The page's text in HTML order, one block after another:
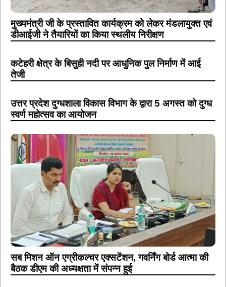
मुख्यमंत्री जी के प्रस्तावित कार्यक्रम को लेकर मंडलायुक्त एवं
डीआईजी ने तैयारियों का किया स्थलीय निरीक्षण
कटेहरी क्षेत्र के बिसुही नदी पर आधुनिक पुल निर्माण में आई
तेजी
उत्तर प्रदेश दुग्धशाला विकास विभाग के द्वारा 5 अगस्त को दुग्ध
स्वर्ण महोत्सव का आयोजन
सब मिशन ऑन एग्रीकल्चर एक्सटेंशन, गवर्निंग बोर्ड आत्मा की
बैठक डीएम की अध्यक्षता में संपन्न हुई